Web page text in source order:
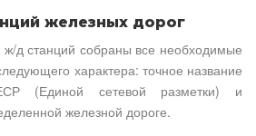
железных дорог
д станций собраны все необходимые
характера: точное название
(Единой сетевой разметки) и
железной дороге.